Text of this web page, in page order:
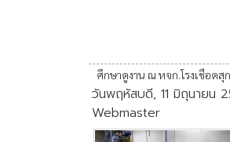
ศึกษาดูงาน ณ หจก.โรงเชือด
วันพฤหัสบดี, 11 มิถุนายน
Webmaster